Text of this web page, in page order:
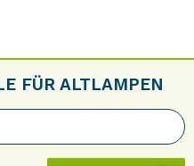
FÜR ALTLAMPEN